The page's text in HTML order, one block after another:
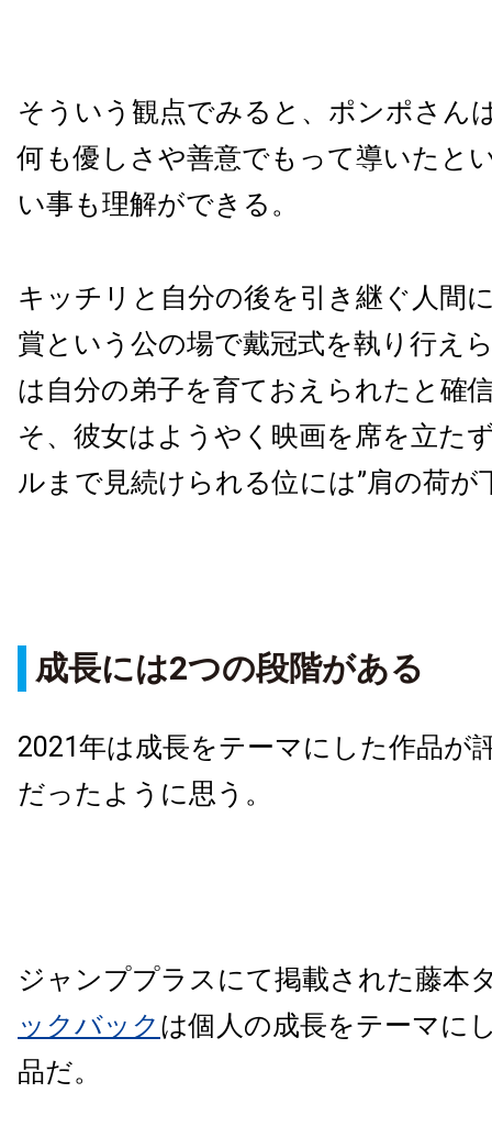
そういう観点でみると、ポンポさん
何も優しさや善意でもって導いたと
い事も理解ができる。
キッチリと自分の後を引き継ぐ人間
賞という公の場で戴冠式を執り行え
は自分の弟子を育ておえられたと確
そ、彼女はようやく映画を席を立た
ルまで見続けられる位には”肩の荷が
成長には2つの段階がある
2021年は成長をテーマにした作品が
だったように思う。
ジャンププラスにて掲載された藤本
ックバック は個人の成長をテーマに
品だ。